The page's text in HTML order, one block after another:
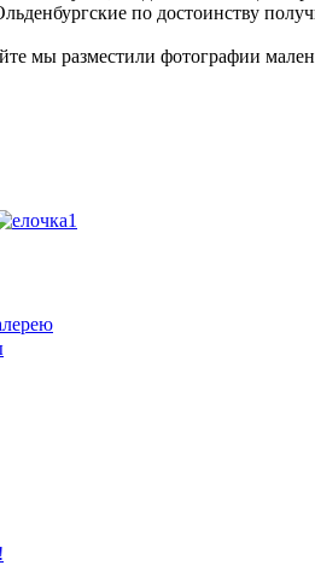
по достоинству
мы разместили фотографии